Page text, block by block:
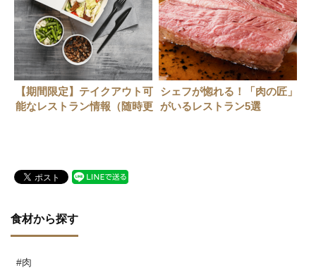
【期間限定】テイクアウト可
能なレストラン情報（随時更
シェフが惚れる！「肉の匠」
がいるレストラン5選
食材から探す
#肉